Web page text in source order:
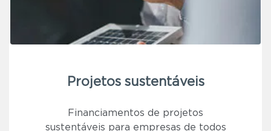
Projetos sustentáveis
Financiamentos de projetos
sustentáveis para empresas de todos